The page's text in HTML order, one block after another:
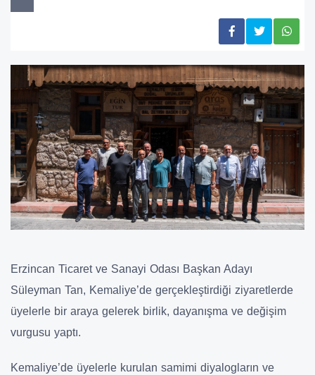
Erzincan Ticaret ve Sanayi Odası Başkan Adayı
Süleyman Tan, Kemaliye’de gerçekleştirdiği ziyaretlerde
üyelerle bir araya gelerek birlik, dayanışma ve değişim
vurgusu yaptı.
Kemaliye’de üyelerle kurulan samimi diyalogların ve